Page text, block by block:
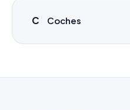
C Coches